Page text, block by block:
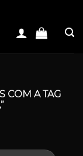
COM A TAG